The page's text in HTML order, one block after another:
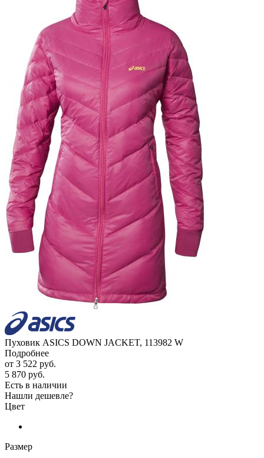
Пуховик ASICS DOWN JACKET, 113982 W
Подробнее
от 3 522 руб.
5 870 руб.
Есть в наличии
Нашли дешевле?
Цвет
Размер